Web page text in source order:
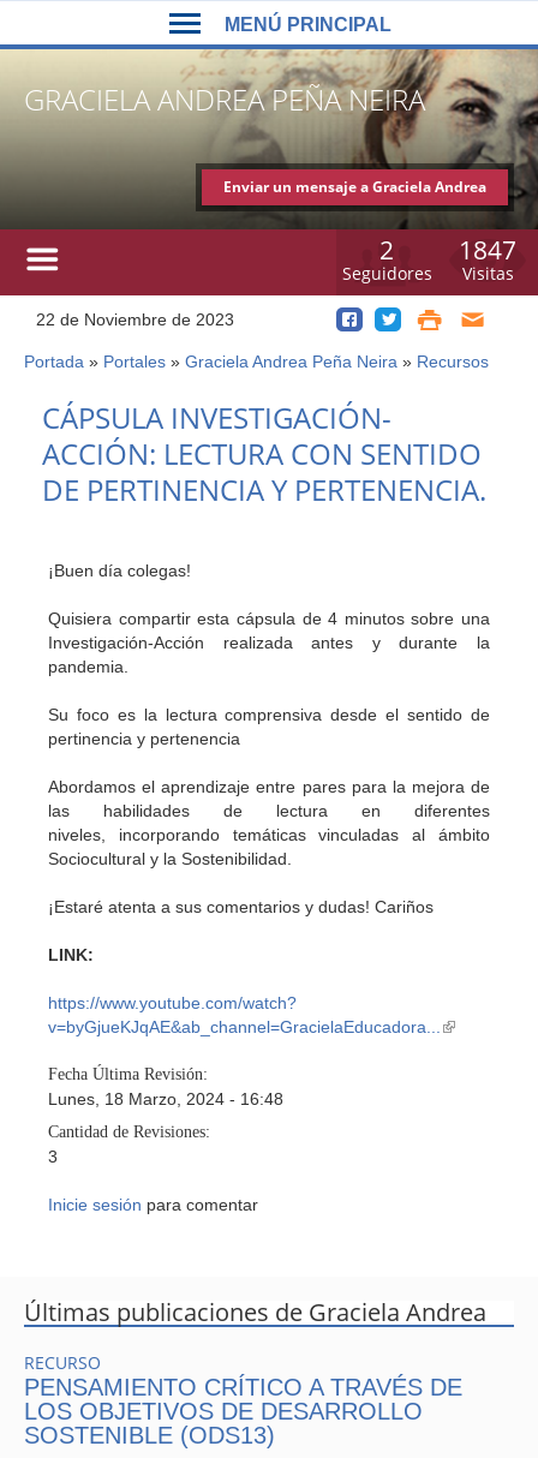
GRACIELA ANDREA PEÑA NEIRA
Enviar un mensaje a Graciela Andrea
1847
Visitas
2
Seguidores
22 de Noviembre de 2023
Usted
está
aquí
Portada » Portales » Graciela Andrea Peña Neira » Recursos
CÁPSULA INVESTIGACIÓN-
ACCIÓN: LECTURA CON SENTIDO
DE PERTINENCIA Y PERTENENCIA.
¡Buen día colegas!
Quisiera compartir esta cápsula de 4 minutos sobre una
Investigación-Acción realizada antes y durante la
pandemia.
Su foco es la lectura comprensiva desde el sentido de
pertinencia y pertenencia
Abordamos el aprendizaje entre pares para la mejora de
las habilidades de lectura en diferentes
niveles, incorporando temáticas vinculadas al ámbito
Sociocultural y la Sostenibilidad.
¡Estaré atenta a sus comentarios y dudas! Cariños
LINK:
https://www.youtube.com/watch?
v=byGjueKJqAE&ab_channel=GracielaEducadora...
(link
Fecha Última Revisión:
Lunes, 18 Marzo, 2024 - 16:48
Cantidad de Revisiones:
3
Inicie sesión para comentar
Últimas publicaciones de Graciela Andrea
RECURSO
PENSAMIENTO CRÍTICO A TRAVÉS DE
LOS OBJETIVOS DE DESARROLLO
SOSTENIBLE (ODS13)
MENÚ PRINCIPAL
MENÚ
PRINCIPAL